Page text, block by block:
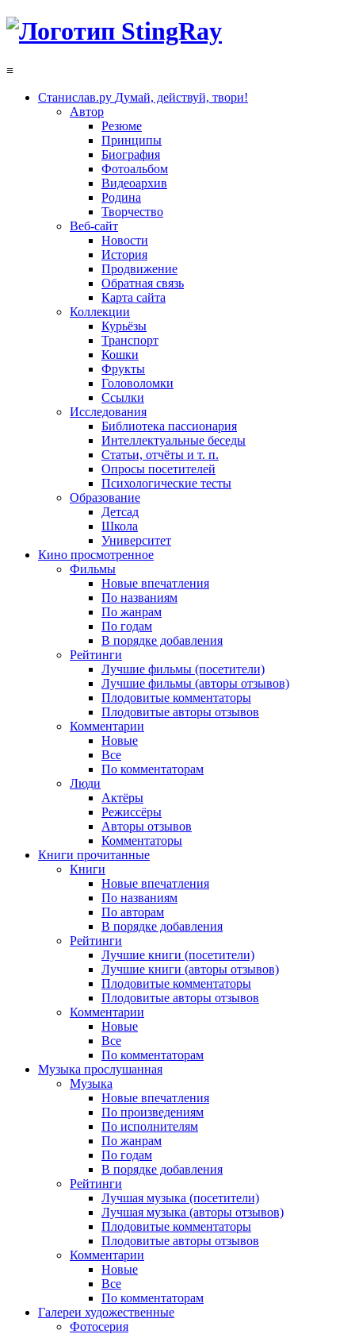
≡
Станислав.ру Думай, действуй, твори!
Автор
Резюме
Принципы
Биография
Фотоальбом
Видеоархив
Родина
Творчество
Веб-сайт
Новости
История
Продвижение
Обратная связь
Карта сайта
Коллекции
Курьёзы
Транспорт
Кошки
Фрукты
Головоломки
Ссылки
Исследования
Библиотека пассионария
Интеллектуальные беседы
Статьи, отчёты и т. п.
Опросы посетителей
Психологические тесты
Образование
Детсад
Школа
Университет
Кино просмотренное
Фильмы
Новые впечатления
По названиям
По жанрам
По годам
В порядке добавления
Рейтинги
Лучшие фильмы (посетители)
Лучшие фильмы (авторы отзывов)
Плодовитые комментаторы
Плодовитые авторы отзывов
Комментарии
Новые
Все
По комментаторам
Люди
Актёры
Режиссёры
Авторы отзывов
Комментаторы
Книги прочитанные
Книги
Новые впечатления
По названиям
По авторам
В порядке добавления
Рейтинги
Лучшие книги (посетители)
Лучшие книги (авторы отзывов)
Плодовитые комментаторы
Плодовитые авторы отзывов
Комментарии
Новые
Все
По комментаторам
Музыка прослушанная
Музыка
Новые впечатления
По произведениям
По исполнителям
По жанрам
По годам
В порядке добавления
Рейтинги
Лучшая музыка (посетители)
Лучшая музыка (авторы отзывов)
Плодовитые комментаторы
Плодовитые авторы отзывов
Комментарии
Новые
Все
По комментаторам
Галереи художественные
Фотосерия